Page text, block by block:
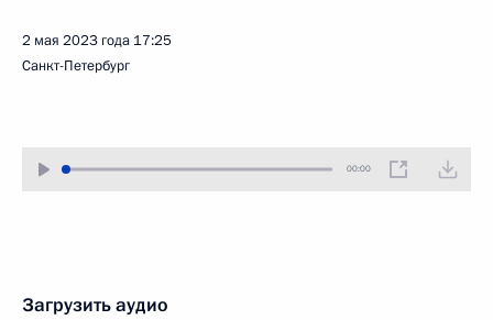
2 мая 2023 года 17:25
Санкт-Петербург
00:00
Загрузить аудио